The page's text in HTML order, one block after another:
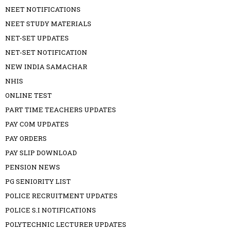
NEET NOTIFICATIONS
NEET STUDY MATERIALS
NET-SET UPDATES
NET-SET NOTIFICATION
NEW INDIA SAMACHAR
NHIS
ONLINE TEST
PART TIME TEACHERS UPDATES
PAY COM UPDATES
PAY ORDERS
PAY SLIP DOWNLOAD
PENSION NEWS
PG SENIORITY LIST
POLICE RECRUITMENT UPDATES
POLICE S.I NOTIFICATIONS
POLYTECHNIC LECTURER UPDATES